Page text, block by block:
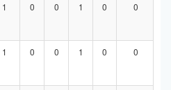
1 0 0 1 0 0
1 0 0 1 0 0